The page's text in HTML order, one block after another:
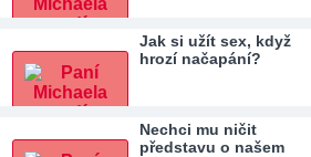
Jak si užít sex, když
hrozí načapání?
Nechci mu ničit
představu o našem